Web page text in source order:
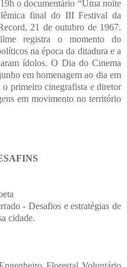
o documentário “Uma noite
final do III Festival da
21 de outubro de 1967.
registra o momento do
na época da ditadura e a
ídolos. O Dia do Cinema
em homenagem ao dia em
primeiro cinegrafista e diretor
em movimento no território
- Desafios e estratégias de
cidade.